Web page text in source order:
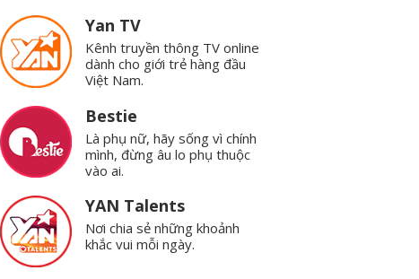
Yan TV
Kênh truyền thông TV online
dành cho giới trẻ hàng đầu
Việt Nam.
Bestie
Là phụ nữ, hãy sống vì chính
mình, đừng âu lo phụ thuộc
vào ai.
YAN Talents
Nơi chia sẻ những khoảnh
khắc vui mỗi ngày.